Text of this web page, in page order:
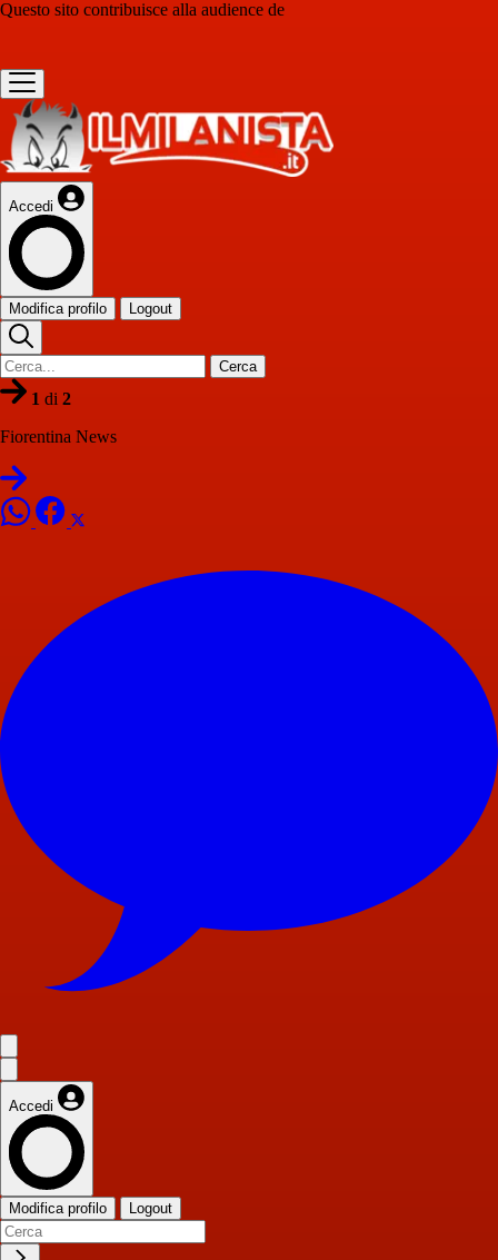
Questo sito contribuisce alla audience de
Accedi
Modifica profilo Logout
Cerca
1 di 2
Fiorentina News
Accedi
Modifica profilo Logout